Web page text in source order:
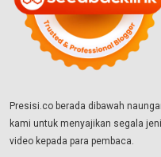
Presisi.co berada dibawah
kami untuk menyajikan segala
video kepada para pembaca.